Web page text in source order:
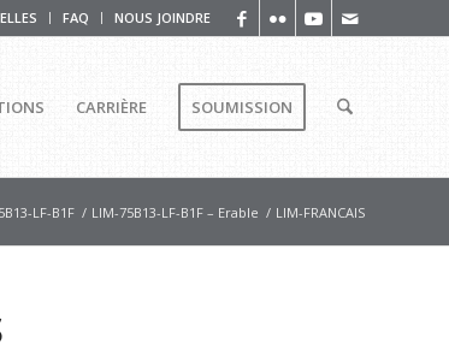
FAQ NOUS JOINDRE
CARRIÈRE SOUMISSION
LF-B1F / LIM-75B13-LF-B1F – Erable / LIM-FRANCAIS